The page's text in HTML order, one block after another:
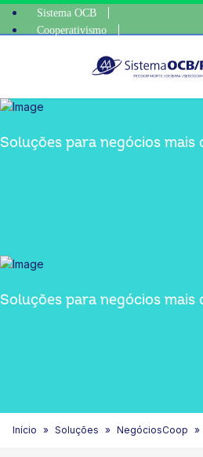
Sistema OCB
Cooperativismo
Soluções para negócios mais
Soluções para negócios mais
Início Soluções NegóciosCoop